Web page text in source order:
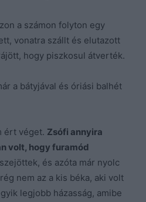
a számon folyton egy
vonatra szállt és elutazott
hogy piszkosul átverték.
a bátyjával és óriási balhét
ért véget. Zsófi annyira
volt, hogy furamód
és azóta már nyolc
nem az a kis béka, aki volt
legjobb házasság, amibe